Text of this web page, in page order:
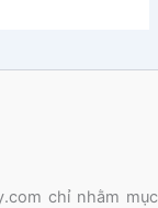
chỉ nhằm mục